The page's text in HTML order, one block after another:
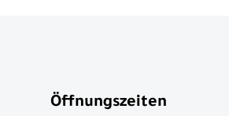
Öffnungszeiten